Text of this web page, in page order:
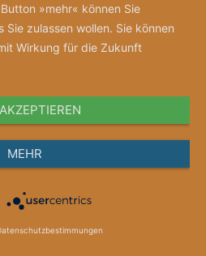
Anschauen
Schwestern“
»mehr« können Sie
Sie zulassen wollen. Sie können
Wirkung für die Zukunft
MEHR